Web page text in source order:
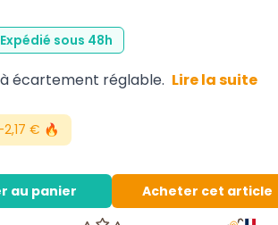
sous 48h
écartement réglable. Lire la suite
€ 🔥
au panier Acheter cet article